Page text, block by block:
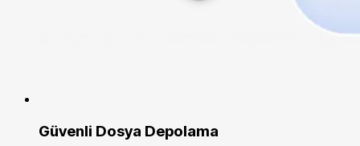
Güvenli Dosya Depolama